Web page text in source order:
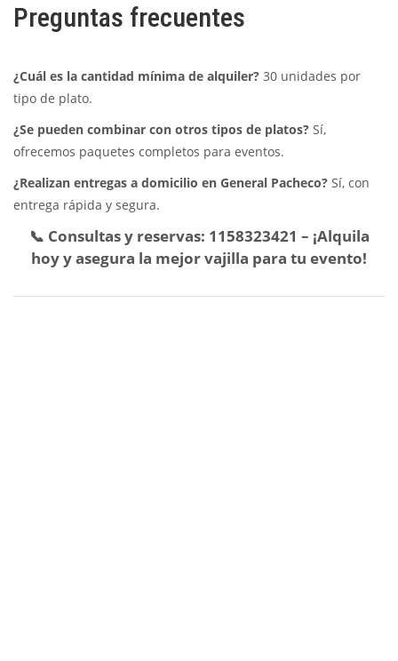
Preguntas frecuentes
¿Cuál es la cantidad mínima de alquiler? 30 unidades por
tipo de plato.
¿Se pueden combinar con otros tipos de platos? Sí,
ofrecemos paquetes completos para eventos.
¿Realizan entregas a domicilio en General Pacheco? Sí, con
entrega rápida y segura.
📞 Consultas y reservas: 1158323421 – ¡Alquila
hoy y asegura la mejor vajilla para tu evento!